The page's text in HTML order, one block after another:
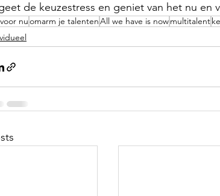
de keuzestress en geniet van het nu en
nuomarm je talentenAll we have is nowmultitalent